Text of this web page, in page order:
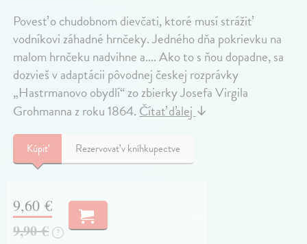
Povesť o chudobnom dievčati, ktoré musí strážiť
vodníkovi záhadné hrnčeky. Jedného dňa pokrievku na
malom hrnčeku nadvihne a.... Ako to s ňou dopadne, sa
dozvieš v adaptácii pôvodnej českej rozprávky
„Hastrmanovo obydlí“ zo zbierky Josefa Virgila
Grohmanna z roku 1864.Čítať ďalej↓
Kúpiť Rezervovať v kníhkupectve
9,60 €
9,90 € ?